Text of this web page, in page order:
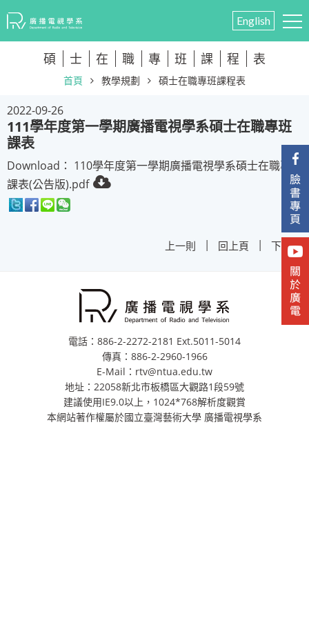
English
碩 士 在 職 專 班 課 程 表
首頁 教學規劃 碩士在職專班課程表
2022-09-26
111學年度第一學期廣播電視學系碩士在職專班
課表
Download： 110學年度第一學期廣播電視學系碩士在職專班
課表(公告版).pdf
上一則 | 回上頁 | 下一則
電話：886-2-2272-2181 Ext.5011-5014
傳真：886-2-2960-1966
E-Mail：rtv@ntua.edu.tw
地址：22058新北市板橋區大觀路1段59號
建議使用IE9.0以上，1024*768解析度觀賞
本網站著作權屬於國立臺灣藝術大學 廣播電視學系